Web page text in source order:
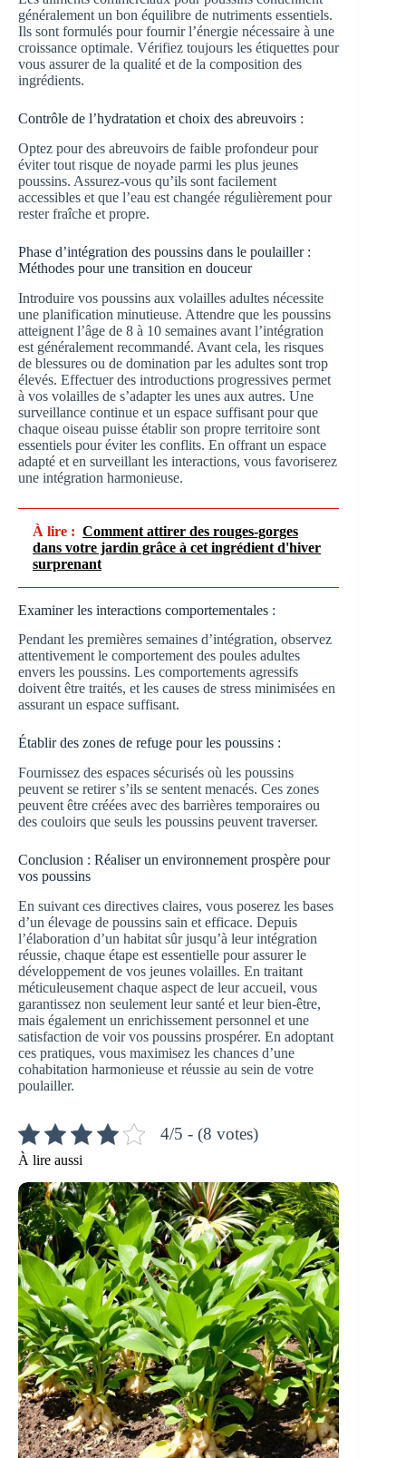
généralement un bon équilibre de nutriments essentiels.
Ils sont formulés pour fournir l’énergie nécessaire à une
croissance optimale. Vérifiez toujours les étiquettes pour
vous assurer de la qualité et de la composition des
ingrédients.
Contrôle de l’hydratation et choix des abreuvoirs :
Optez pour des abreuvoirs de faible profondeur pour
éviter tout risque de noyade parmi les plus jeunes
poussins. Assurez-vous qu’ils sont facilement
accessibles et que l’eau est changée régulièrement pour
rester fraîche et propre.
Phase d’intégration des poussins dans le poulailler :
Méthodes pour une transition en douceur
Introduire vos poussins aux volailles adultes nécessite
une planification minutieuse. Attendre que les poussins
atteignent l’âge de 8 à 10 semaines avant l’intégration
est généralement recommandé. Avant cela, les risques
de blessures ou de domination par les adultes sont trop
élevés. Effectuer des introductions progressives permet
à vos volailles de s’adapter les unes aux autres. Une
surveillance continue et un espace suffisant pour que
chaque oiseau puisse établir son propre territoire sont
essentiels pour éviter les conflits. En offrant un espace
adapté et en surveillant les interactions, vous favoriserez
une intégration harmonieuse.
À lire : Comment attirer des rouges-gorges
dans votre jardin grâce à cet ingrédient d'hiver
surprenant
Examiner les interactions comportementales :
Pendant les premières semaines d’intégration, observez
attentivement le comportement des poules adultes
envers les poussins. Les comportements agressifs
doivent être traités, et les causes de stress minimisées en
assurant un espace suffisant.
Établir des zones de refuge pour les poussins :
Fournissez des espaces sécurisés où les poussins
peuvent se retirer s’ils se sentent menacés. Ces zones
peuvent être créées avec des barrières temporaires ou
des couloirs que seuls les poussins peuvent traverser.
Conclusion : Réaliser un environnement prospère pour
vos poussins
En suivant ces directives claires, vous poserez les bases
d’un élevage de poussins sain et efficace. Depuis
l’élaboration d’un habitat sûr jusqu’à leur intégration
réussie, chaque étape est essentielle pour assurer le
développement de vos jeunes volailles. En traitant
méticuleusement chaque aspect de leur accueil, vous
garantissez non seulement leur santé et leur bien-être,
mais également un enrichissement personnel et une
satisfaction de voir vos poussins prospérer. En adoptant
ces pratiques, vous maximisez les chances d’une
cohabitation harmonieuse et réussie au sein de votre
poulailler.
4/5 - (8 votes)
À lire aussi